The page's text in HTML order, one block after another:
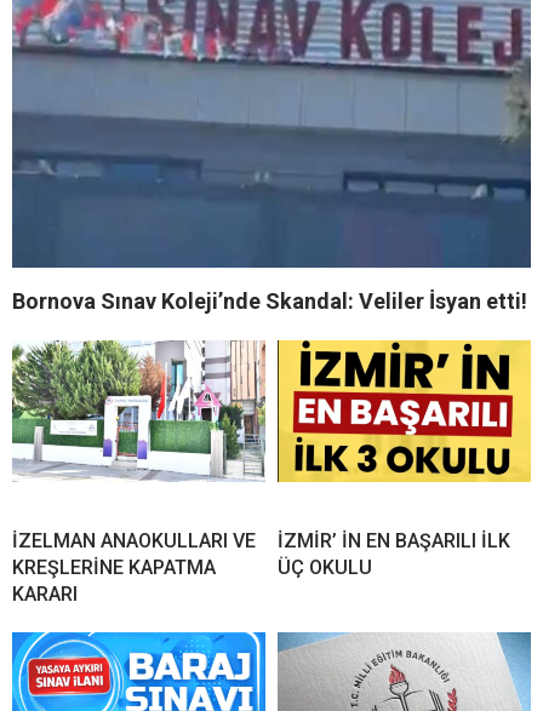
Bornova Sınav Koleji’nde Skandal: Veliler İsyan etti!
İZELMAN ANAOKULLARI VE
KREŞLERİNE KAPATMA
KARARI
İZMİR’ İN EN BAŞARILI İLK
ÜÇ OKULU